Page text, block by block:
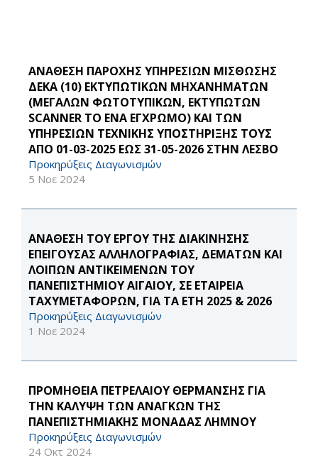
ΑΝΑΘΕΣΗ ΠΑΡΟΧΗΣ ΥΠΗΡΕΣΙΩΝ ΜΙΣΘΩΣΗΣ
ΔΕΚΑ (10) ΕΚΤΥΠΩΤΙΚΩΝ ΜΗΧΑΝΗΜΑΤΩΝ
(ΜΕΓΑΛΩΝ ΦΩΤΟΤΥΠΙΚΩΝ, ΕΚΤΥΠΩΤΩΝ
SCANNER ΤΟ ΕΝΑ ΕΓΧΡΩΜΟ) ΚΑΙ ΤΩΝ
ΥΠΗΡΕΣΙΩΝ ΤΕΧΝΙΚΗΣ ΥΠΟΣΤΗΡΙΞΗΣ ΤΟΥΣ
ΑΠΟ 01-03-2025 ΕΩΣ 31-05-2026 ΣΤΗΝ ΛΕΣΒΟ
Προκηρύξεις Διαγωνισμών
5 Νοε 2024
ΑΝΑΘΕΣΗ ΤΟΥ ΕΡΓΟΥ ΤΗΣ ΔΙΑΚΙΝΗΣΗΣ
ΕΠΕΙΓΟΥΣΑΣ ΑΛΛΗΛΟΓΡΑΦΙΑΣ, ΔΕΜΑΤΩΝ ΚΑΙ
ΛΟΙΠΩΝ ΑΝΤΙΚΕΙΜΕΝΩΝ ΤΟΥ
ΠΑΝΕΠΙΣΤΗΜΙΟΥ ΑΙΓΑΙΟΥ, ΣΕ ΕΤΑΙΡΕΙΑ
ΤΑΧΥΜΕΤΑΦΟΡΩΝ, ΓΙΑ ΤΑ ΕΤΗ 2025 & 2026
Προκηρύξεις Διαγωνισμών
1 Νοε 2024
ΠΡΟΜΗΘΕΙΑ ΠΕΤΡΕΛΑΙΟΥ ΘΕΡΜΑΝΣΗΣ ΓΙΑ
ΤΗΝ ΚΑΛΥΨΗ ΤΩΝ ΑΝΑΓΚΩΝ ΤΗΣ
ΠΑΝΕΠΙΣΤΗΜΙΑΚΗΣ ΜΟΝΑΔΑΣ ΛΗΜΝΟΥ
Προκηρύξεις Διαγωνισμών
24 Οκτ 2024